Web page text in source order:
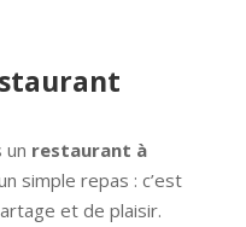
un restaurant à
simple repas : c’est
et de plaisir.